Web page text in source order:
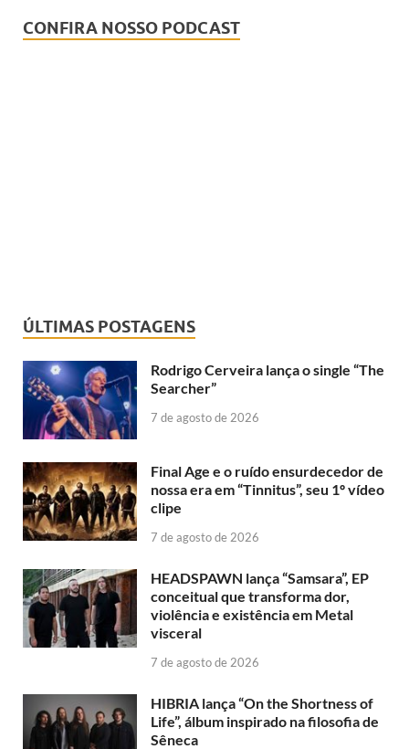
CONFIRA NOSSO PODCAST
ÚLTIMAS POSTAGENS
Rodrigo Cerveira lança o single “The
Searcher”
7 de agosto de 2026
Final Age e o ruído ensurdecedor de
nossa era em “Tinnitus”, seu 1º vídeo
clipe
7 de agosto de 2026
HEADSPAWN lança “Samsara”, EP
conceitual que transforma dor,
violência e existência em Metal
visceral
7 de agosto de 2026
HIBRIA lança “On the Shortness of
Life”, álbum inspirado na filosofia de
Sêneca